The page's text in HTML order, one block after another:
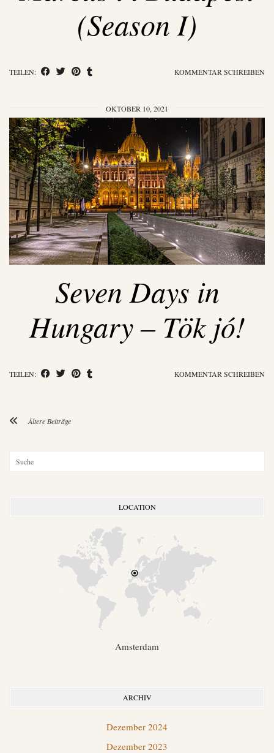
(Season I)
TEILEN: KOMMENTAR SCHREIBEN
OKTOBER 10, 2021
Seven Days in
Hungary – Tök jó!
TEILEN: KOMMENTAR SCHREIBEN
Ältere Beiträge
LOCATION
Amsterdam
ARCHIV
Dezember 2024
Dezember 2023